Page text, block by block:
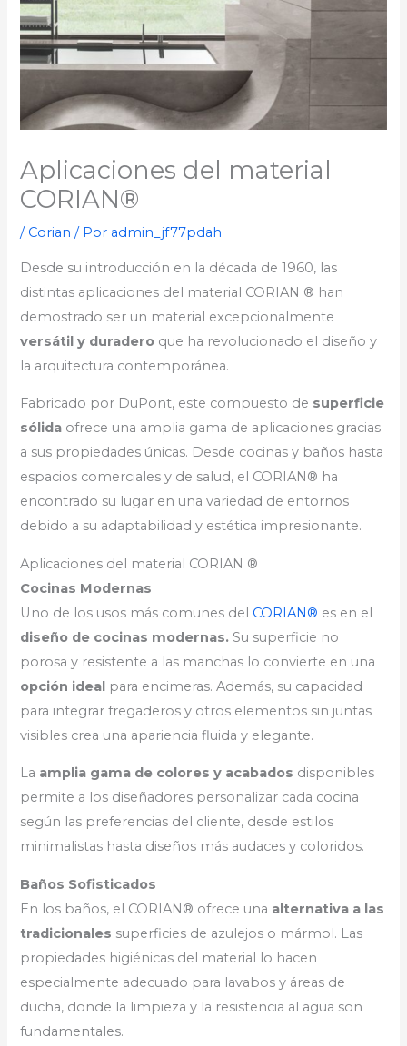
Aplicaciones del material
CORIAN®
/ Corian / Por admin_jf77pdah
Desde su introducción en la década de 1960, las
distintas aplicaciones del material CORIAN ® han
demostrado ser un material excepcionalmente
versátil y duradero que ha revolucionado el diseño y
la arquitectura contemporánea.
Fabricado por DuPont, este compuesto de superficie
sólida ofrece una amplia gama de aplicaciones gracias
a sus propiedades únicas. Desde cocinas y baños hasta
espacios comerciales y de salud, el CORIAN® ha
encontrado su lugar en una variedad de entornos
debido a su adaptabilidad y estética impresionante.
Aplicaciones del material CORIAN ®
Cocinas Modernas
Uno de los usos más comunes del CORIAN® es en el
diseño de cocinas modernas. Su superficie no
porosa y resistente a las manchas lo convierte en una
opción ideal para encimeras. Además, su capacidad
para integrar fregaderos y otros elementos sin juntas
visibles crea una apariencia fluida y elegante.
La amplia gama de colores y acabados disponibles
permite a los diseñadores personalizar cada cocina
según las preferencias del cliente, desde estilos
minimalistas hasta diseños más audaces y coloridos.
Baños Sofisticados
En los baños, el CORIAN® ofrece una alternativa a las
tradicionales superficies de azulejos o mármol. Las
propiedades higiénicas del material lo hacen
especialmente adecuado para lavabos y áreas de
ducha, donde la limpieza y la resistencia al agua son
fundamentales.